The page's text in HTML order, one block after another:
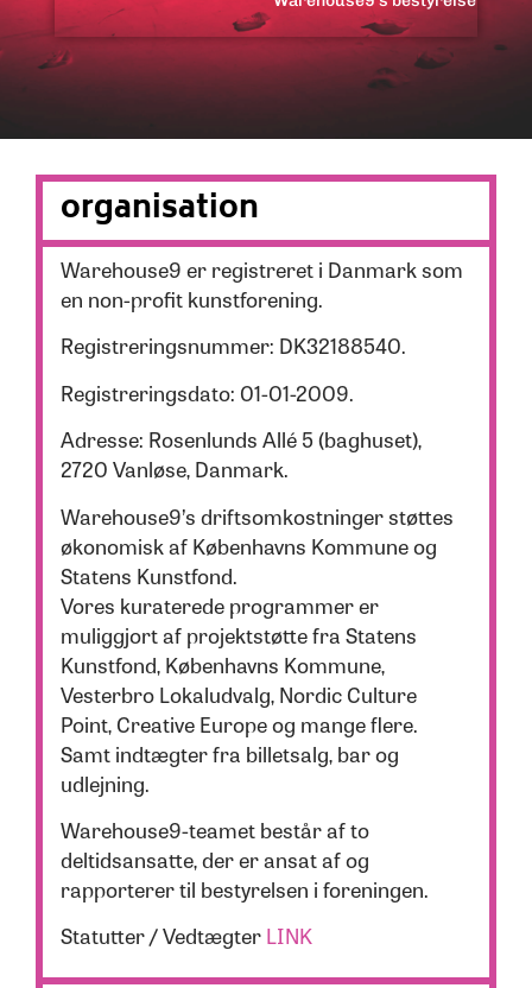
organisation
Warehouse9 er registreret i Danmark som
en non-profit kunstforening.
Registreringsnummer: DK32188540.
Registreringsdato: 01-01-2009.
Adresse: Rosenlunds Allé 5 (baghuset),
2720 Vanløse, Danmark.
Warehouse9’s driftsomkostninger støttes
økonomisk af Københavns Kommune og
Statens Kunstfond.
Vores kuraterede programmer er
muliggjort af projektstøtte fra Statens
Kunstfond, Københavns Kommune,
Vesterbro Lokaludvalg, Nordic Culture
Point, Creative Europe og mange flere.
Samt indtægter fra billetsalg, bar og
udlejning.
Warehouse9-teamet består af to
deltidsansatte, der er ansat af og
rapporterer til bestyrelsen i foreningen.
Statutter / Vedtægter LINK